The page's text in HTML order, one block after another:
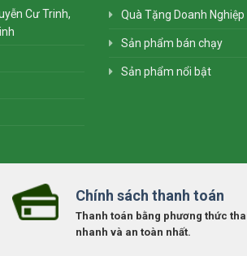
Cư Trinh,
Quà Tặng Doanh Nghiệp
Sản phẩm bán chạy
Sản phẩm nổi bật
Chính sách thanh toán
Thanh toán bằng phương thức
nhanh và an toàn nhất.